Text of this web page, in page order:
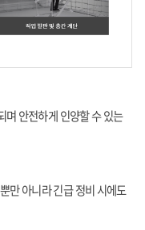
며 안전하게 인양할 수 있는
아니라 긴급 정비 시에도